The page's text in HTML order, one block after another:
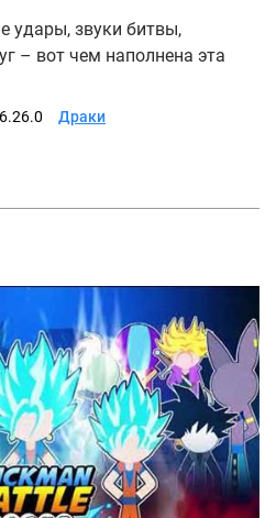
удары, звуки битвы,
– вот чем наполнена эта
Драки